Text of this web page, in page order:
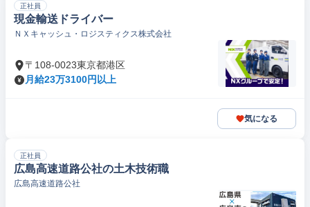
正社員
現金輸送ドライバー
ＮＸキャッシュ・ロジスティクス株式会社
〒108-0023東京都港区
月給23万3100円以上
気になる
正社員
広島高速道路公社の土木技術職
広島高速道路公社